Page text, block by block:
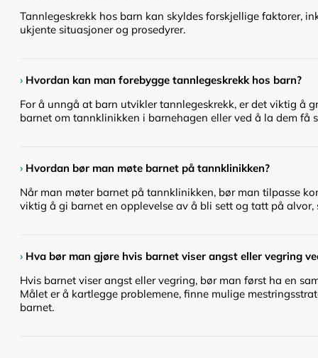
Tannlegeskrekk hos barn kan skyldes forskjellige faktorer,
ukjente situasjoner og prosedyrer.
› Hvordan kan man forebygge tannlegeskrekk hos barn?
For å unngå at barn utvikler tannlegeskrekk, er det viktig å
barnet om tannklinikken i barnehagen eller ved å la dem
› Hvordan bør man møte barnet på tannklinikken?
Når man møter barnet på tannklinikken, bør man tilpasse
viktig å gi barnet en opplevelse av å bli sett og tatt på alvor,
› Hva bør man gjøre hvis barnet viser angst eller vegring
Hvis barnet viser angst eller vegring, bør man først ha en
Målet er å kartlegge problemene, finne mulige
barnet.